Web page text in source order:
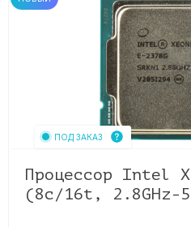
ПОД ЗАКАЗ
Процессор Intel
(8c/16t, 2.8GHz-